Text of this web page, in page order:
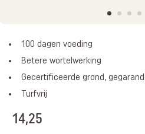
100 dagen voeding
Betere wortelwerking
Gecertificeerde grond,
Turfvrij
14,25